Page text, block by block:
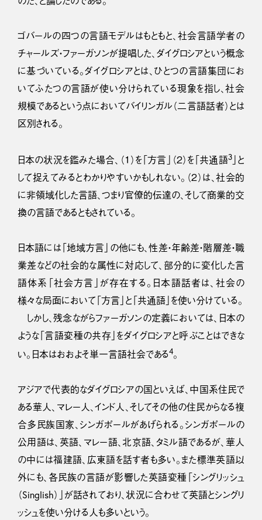
ゴバールの四つの言語モデルはもともと、社会言語学者の
チャールズ・ファーガソンが提唱した、ダイグロシアという概念
に基づいている。ダイグロシアとは、ひとつの言語集団にお
いてふたつの言語が使い分けられている現象を指し、社会
規模であるという点においてバイリンガル（二言語話者）とは
区別される。
日本の状況を鑑みた場合、（１）を「方言」（２）を「共通語3」と
して捉えてみるとわかりやすいかもしれない。（２）は、社会的
に非領域化した言語、つまり官僚的伝達の、そして商業的交
換の言語であるともされている。
日本語には「地域方言」の他にも、性差・年齢差・階層差・職
業差などの社会的な属性に対応して、部分的に変化した言
語体系「社会方言」が存在する。日本語話者は、社会の
様々な局面において「方言」と「共通語」を使い分けている。
しかし、残念ながらファーガソンの定義においては、日本の
ような「言語変種の共存」をダイグロシアと呼ぶことはできな
い。日本はおおよそ単一言語社会である4。
アジアで代表的なダイグロシアの国といえば、中国系住民で
ある華人、マレー人、インド人、そしてその他の住民からなる複
合多民族国家、シンガポールがあげられる。シンガポールの
公用語は、英語、マレー語、北京語、タミル語であるが、華人
の中には福建語、広東語を話す者も多い。また標準英語以
外にも、各民族の言語が影響した英語変種「シングリッシュ
（Singlish）」が話されており、状況に合わせて英語とシングリ
ッシュを使い分ける人も多いという。